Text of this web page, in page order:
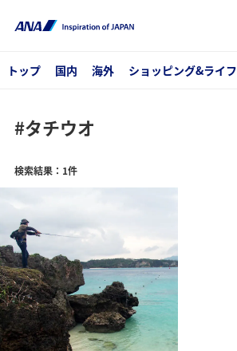
トップ 国内 海外 ショッピング&ライフ
#タチウオ
検索結果：1件